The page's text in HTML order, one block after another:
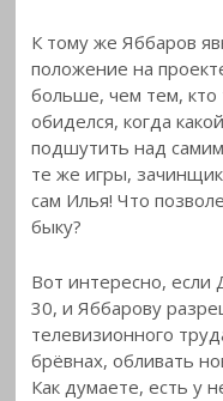
К тому же Яббаров
положение на
больше, чем тем, кто
обиделся, когда
подшутить над
те же игры,
сам Илья! Что
быку?
Вот интересно,
30, и Яббарову
телевизионного
брёвнах, обливать
Как думаете, есть у